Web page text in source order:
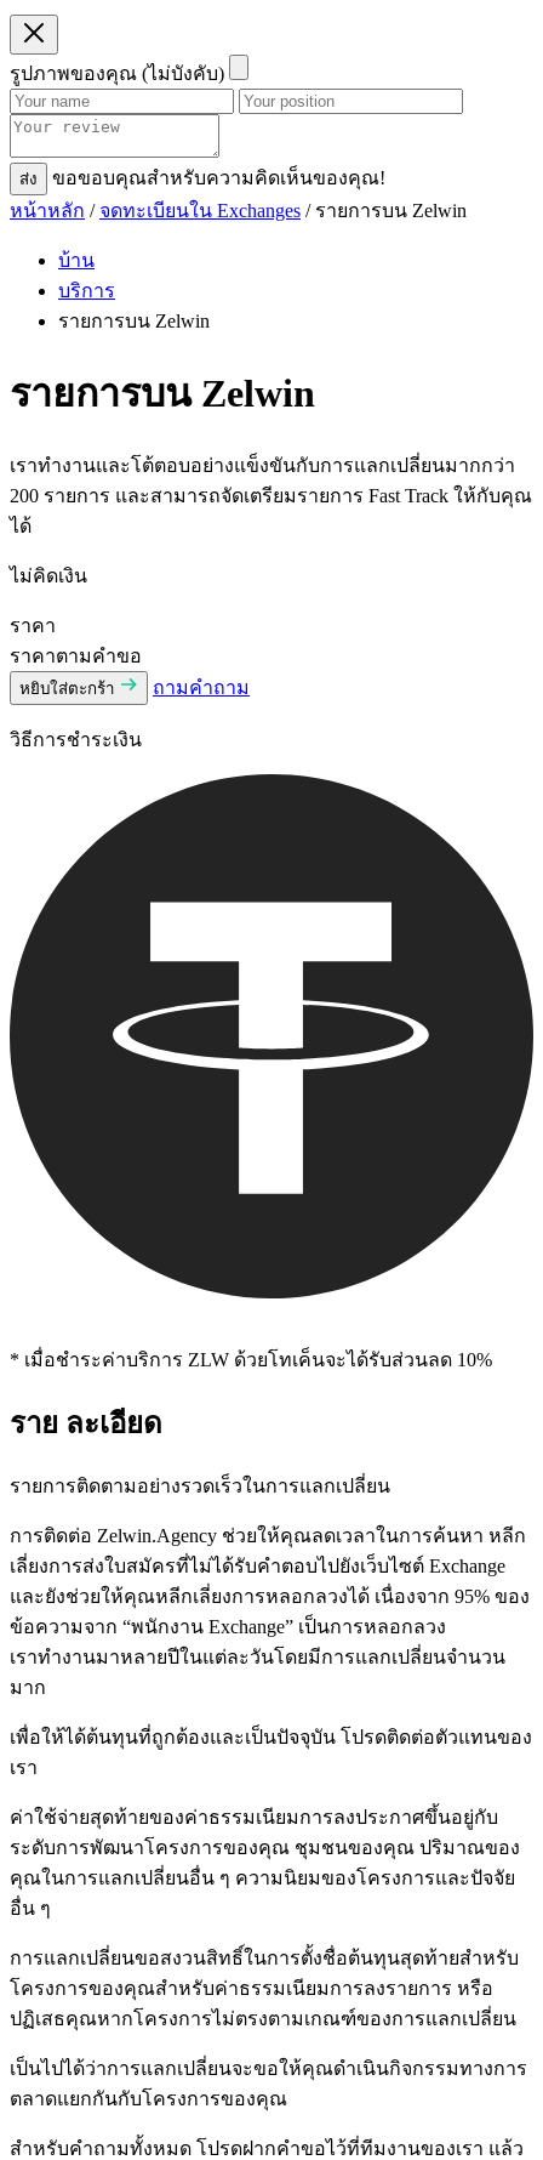
รูปภาพของคุณ (ไม่บังคับ)
ส่ง
ขอขอบคุณสําหรับความคิดเห็นของคุณ!
หน้าหลัก / จดทะเบียนใน Exchanges / รายการบน Zelwin
บ้าน
บริการ
รายการบน Zelwin
รายการบน Zelwin
เราทำงานและโต้ตอบอย่างแข็งขันกับการแลกเปลี่ยนมากกว่า
200 รายการ และสามารถจัดเตรียมรายการ Fast Track ให้กับคุณ
ได้
ไม่คิดเงิน
ราคา
ราคาตามคําขอ
หยิบใส่ตะกร้า ถามคําถาม
วิธีการชําระเงิน
* เมื่อชําระค่าบริการ ZLW ด้วยโทเค็นจะได้รับส่วนลด 10%
ราย ละเอียด
รายการติดตามอย่างรวดเร็วในการแลกเปลี่ยน
การติดต่อ Zelwin.Agency ช่วยให้คุณลดเวลาในการค้นหา หลีก
เลี่ยงการส่งใบสมัครที่ไม่ได้รับคำตอบไปยังเว็บไซต์ Exchange
และยังช่วยให้คุณหลีกเลี่ยงการหลอกลวงได้ เนื่องจาก 95% ของ
ข้อความจาก “พนักงาน Exchange” เป็นการหลอกลวง
เราทำงานมาหลายปีในแต่ละวันโดยมีการแลกเปลี่ยนจำนวน
มาก
เพื่อให้ได้ต้นทุนที่ถูกต้องและเป็นปัจจุบัน โปรดติดต่อตัวแทนของ
เรา
ค่าใช้จ่ายสุดท้ายของค่าธรรมเนียมการลงประกาศขึ้นอยู่กับ
ระดับการพัฒนาโครงการของคุณ ชุมชนของคุณ ปริมาณของ
คุณในการแลกเปลี่ยนอื่น ๆ ความนิยมของโครงการและปัจจัย
อื่น ๆ
การแลกเปลี่ยนขอสงวนสิทธิ์ในการตั้งชื่อต้นทุนสุดท้ายสำหรับ
โครงการของคุณสำหรับค่าธรรมเนียมการลงรายการ หรือ
ปฏิเสธคุณหากโครงการไม่ตรงตามเกณฑ์ของการแลกเปลี่ยน
เป็นไปได้ว่าการแลกเปลี่ยนจะขอให้คุณดำเนินกิจกรรมทางการ
ตลาดแยกกันกับโครงการของคุณ
สำหรับคำถามทั้งหมด โปรดฝากคำขอไว้ที่ทีมงานของเรา แล้ว